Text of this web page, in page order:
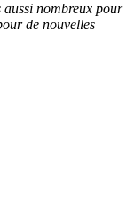
nombreux pour
de nouvelles